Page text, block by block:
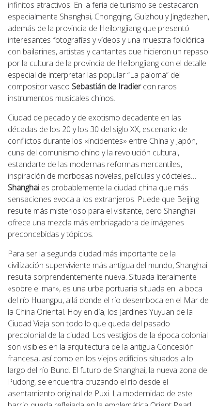
infinitos atractivos. En la feria de turismo se destacaron
especialmente Shanghai, Chongqing, Guizhou y Jingdezhen,
además de la provincia de Heilongjiang que presentó
interesantes fotografías y vídeos y una muestra folclórica
con bailarines, artistas y cantantes que hicieron un repaso
por la cultura de la provincia de Heilongjiang con el detalle
especial de interpretar las popular “La paloma” del
compositor vasco Sebastián de Iradiercon raros
instrumentos musicales chinos.
Ciudad de pecado y de exotismo decadente en las
décadas de los 20 y los 30 del siglo XX, escenario de
conflictos durante los «incidentes» entre China y Japón,
cuna del comunismo chino y la revolución cultural,
estandarte de las modernas reformas mercantiles,
inspiración de morbosas novelas, películas y cócteles…
Shanghai es probablemente la ciudad china que más
sensaciones evoca a los extranjeros. Puede que Beijing
resulte más misterioso para el visitante, pero Shanghai
ofrece una mezcla más embriagadora de imágenes
preconcebidas y tópicos.
Para ser la segunda ciudad más importante de la
civilización superviviente más antigua del mundo, Shanghai
resulta sorprendentemente nueva. Situada literalmente
«sobre el mar», es una urbe portuaria situada en la boca
del río Huangpu, allá donde el río desemboca en el Mar de
la China Oriental. Hoy en día, los Jardines Yuyuan de la
Ciudad Vieja son todo lo que queda del pasado
precolonial de la ciudad. Los vestigios de la época colonial
son visibles en la arquitectura de la antigua Concesión
francesa, así como en los viejos edificios situados a lo
largo del río Bund. El futuro de Shanghai, la nueva zona de
Pudong, se encuentra cruzando el río desde el
asentamiento original de Puxi. La modernidad de este